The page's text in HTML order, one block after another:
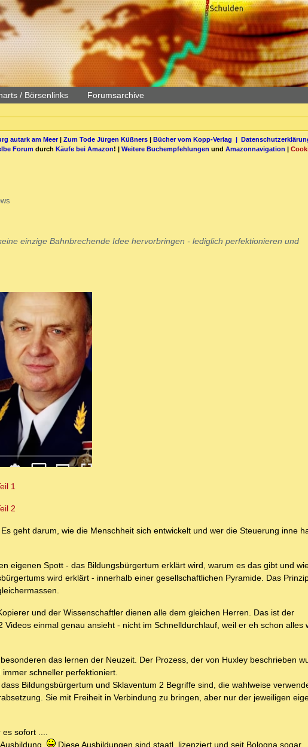
/ Börsenlinks Forumsarchive
autark am Meer| Zum Tode Jürgen Küßners| Bücher vom Kopp-Verlag |
Forum durch Käufe bei Amazon! | Weitere Buchempfehlungen und Amazonnavigation |
einzige Bahnbrechende Idee hervorbringen - lediglich perfektionieren und
1
2
geht darum, wie die Menschheit sich entwickelt und wer die Steuerung inne
eigenen Spott - das Bildungsbürgertum erklärt wird, warum es das gibt und
wird erklärt - innerhalb einer gesellschaftlichen Pyramide. Das
und der Wissenschaftler dienen alle dem gleichen Herren. Das ist der
einmal genau ansieht - nicht im Schnelldurchlauf, weil er eh schon alles
das lernen der Neuzeit. Der Prozess, der von Huxley beschrieben
schneller perfektioniert.
Bildungsbürgertum und Sklaventum 2 Begriffe sind, die wahlweise
Sie mit Freiheit in Verbindung zu bringen, aber nur der jeweiligen
es sofort ....
Diese Ausbildungen sind staatl. lizenziert und seit Bologna sogar